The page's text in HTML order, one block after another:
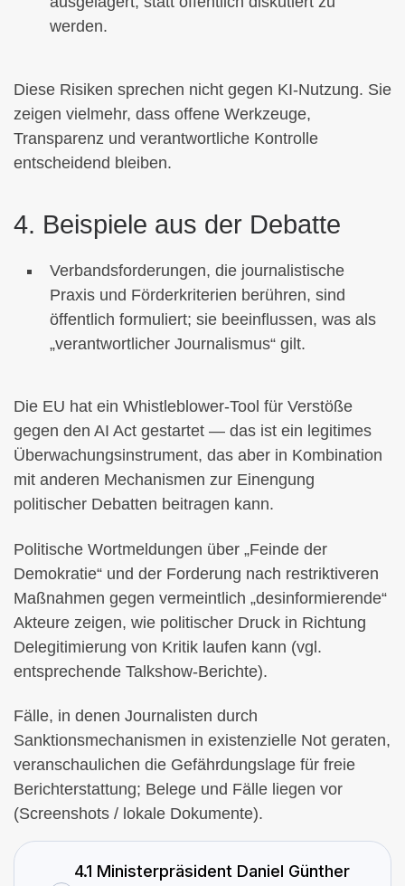
werden.
Diese Risiken sprechen nicht gegen KI-Nutzung. Sie
zeigen vielmehr, dass offene Werkzeuge,
Transparenz und verantwortliche Kontrolle
entscheidend bleiben.
4. Beispiele aus der Debatte
Verbandsforderungen, die journalistische
Praxis und Förderkriterien berühren, sind
öffentlich formuliert; sie beeinflussen, was als
„verantwortlicher Journalismus“ gilt.
Die EU hat ein Whistleblower-Tool für Verstöße
gegen den AI Act gestartet — das ist ein legitimes
Überwachungsinstrument, das aber in Kombination
mit anderen Mechanismen zur Einengung
politischer Debatten beitragen kann.
Politische Wortmeldungen über „Feinde der
Demokratie“ und der Forderung nach restriktiveren
Maßnahmen gegen vermeintlich „desinformierende“
Akteure zeigen, wie politischer Druck in Richtung
Delegitimierung von Kritik laufen kann (vgl.
entsprechende Talkshow-Berichte).
Fälle, in denen Journalisten durch
Sanktionsmechanismen in existenzielle Not geraten,
veranschaulichen die Gefährdungslage für freie
Berichterstattung; Belege und Fälle liegen vor
(Screenshots / lokale Dokumente).
4.1 Ministerpräsident Daniel Günther